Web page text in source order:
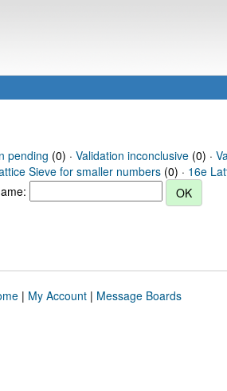
pending (0) · Validation inconclusive(0) ·
Sieve for smaller numbers (0) · 16e
| My Account| Message Boards